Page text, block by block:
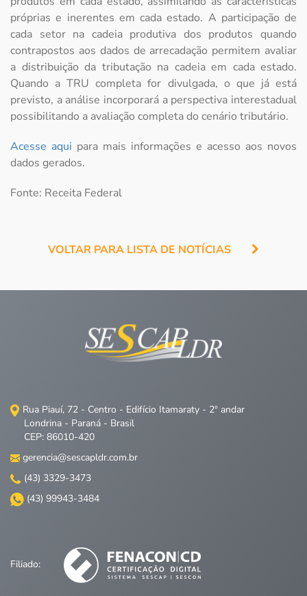
próprias e inerentes em cada estado. A participação de
cada setor na cadeia produtiva dos produtos quando
contrapostos aos dados de arrecadação permitem avaliar
a distribuição da tributação na cadeia em cada estado.
Quando a TRU completa for divulgada, o que já está
previsto, a análise incorporará a perspectiva interestadual
possibilitando a avaliação completa do cenário tributário.
Acesse aqui para mais informações e acesso aos novos
dados gerados.
Fonte: Receita Federal
VOLTAR PARA LISTA DE NOTÍCIAS
Rua Piauí, 72 - Centro - Edifício Itamaraty - 2º andar
Londrina - Paraná - Brasil
CEP: 86010-420
gerencia@sescapldr.com.br
(43) 3329-3473
(43) 99943-3484
Filiado: